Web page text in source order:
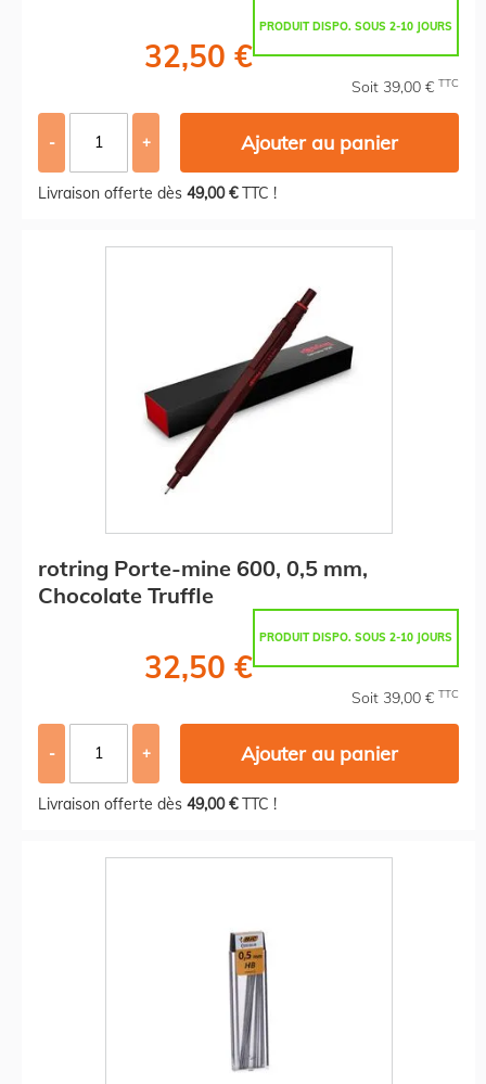
PRODUIT DISPO. SOUS 2-10 JOURS
32,50 €
Soit 39,00 € TTC
- + Ajouter au panier
Livraison offerte dès 49,00 €TTC !
rotring Porte-mine 600, 0,5 mm,
Chocolate Truffle
PRODUIT DISPO. SOUS 2-10 JOURS
32,50 €
Soit 39,00 € TTC
- + Ajouter au panier
Livraison offerte dès 49,00 €TTC !